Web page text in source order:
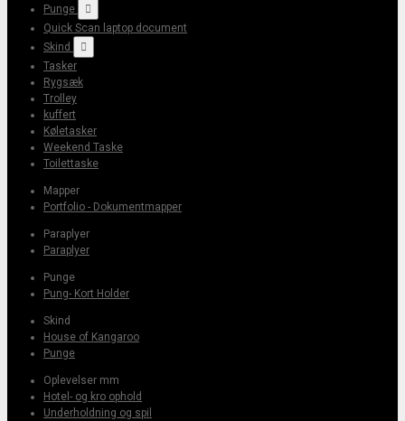
Punge

Quick Scan laptop document
Skind

Tasker
Rygsæk
Trolley
kuffert
Køletasker
Weekend Taske
Toilettaske
Mapper
Portfolio - Dokumentmapper
Paraplyer
Paraplyer
Punge
Pung- Kort Holder
Skind
House of Kangaroo
Punge
Oplevelser mm
Hotel- og kro ophold
Underholdning og spil